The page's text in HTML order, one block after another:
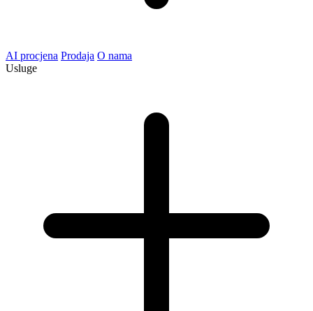
AI procjena Prodaja O nama
Usluge